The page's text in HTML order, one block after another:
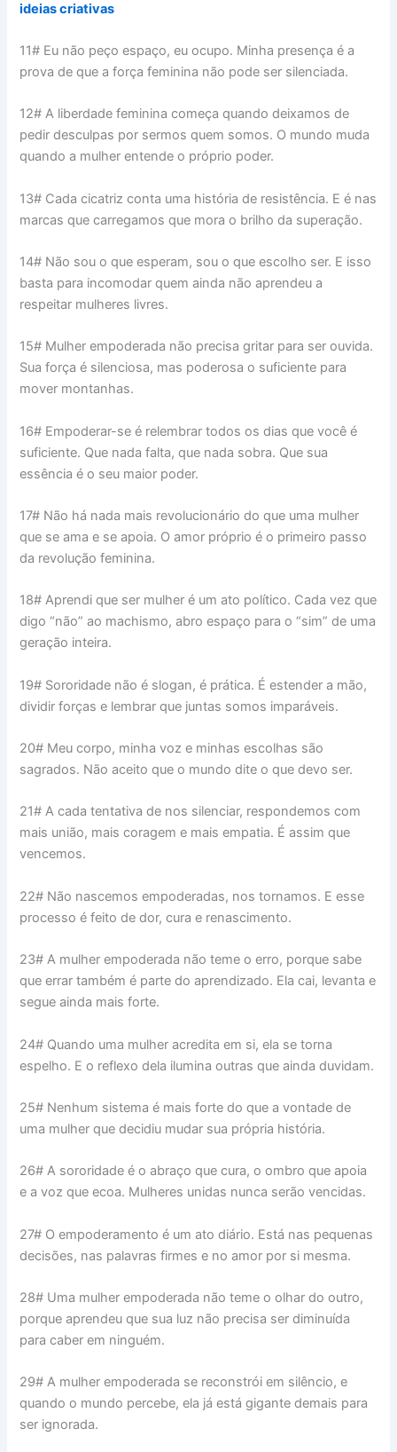
ideias criativas
11# Eu não peço espaço, eu ocupo. Minha presença é a
prova de que a força feminina não pode ser silenciada.
12# A liberdade feminina começa quando deixamos de
pedir desculpas por sermos quem somos. O mundo muda
quando a mulher entende o próprio poder.
13# Cada cicatriz conta uma história de resistência. E é nas
marcas que carregamos que mora o brilho da superação.
14# Não sou o que esperam, sou o que escolho ser. E isso
basta para incomodar quem ainda não aprendeu a
respeitar mulheres livres.
15# Mulher empoderada não precisa gritar para ser ouvida.
Sua força é silenciosa, mas poderosa o suficiente para
mover montanhas.
16# Empoderar-se é relembrar todos os dias que você é
suficiente. Que nada falta, que nada sobra. Que sua
essência é o seu maior poder.
17# Não há nada mais revolucionário do que uma mulher
que se ama e se apoia. O amor próprio é o primeiro passo
da revolução feminina.
18# Aprendi que ser mulher é um ato político. Cada vez que
digo “não” ao machismo, abro espaço para o “sim” de uma
geração inteira.
19# Sororidade não é slogan, é prática. É estender a mão,
dividir forças e lembrar que juntas somos imparáveis.
20# Meu corpo, minha voz e minhas escolhas são
sagrados. Não aceito que o mundo dite o que devo ser.
21# A cada tentativa de nos silenciar, respondemos com
mais união, mais coragem e mais empatia. É assim que
vencemos.
22# Não nascemos empoderadas, nos tornamos. E esse
processo é feito de dor, cura e renascimento.
23# A mulher empoderada não teme o erro, porque sabe
que errar também é parte do aprendizado. Ela cai, levanta e
segue ainda mais forte.
24# Quando uma mulher acredita em si, ela se torna
espelho. E o reflexo dela ilumina outras que ainda duvidam.
25# Nenhum sistema é mais forte do que a vontade de
uma mulher que decidiu mudar sua própria história.
26# A sororidade é o abraço que cura, o ombro que apoia
e a voz que ecoa. Mulheres unidas nunca serão vencidas.
27# O empoderamento é um ato diário. Está nas pequenas
decisões, nas palavras firmes e no amor por si mesma.
28# Uma mulher empoderada não teme o olhar do outro,
porque aprendeu que sua luz não precisa ser diminuída
para caber em ninguém.
29# A mulher empoderada se reconstrói em silêncio, e
quando o mundo percebe, ela já está gigante demais para
ser ignorada.